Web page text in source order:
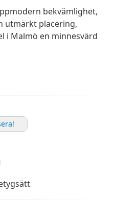
bekvämlighet,
utmärkt placering,
i Malmö en minnesvärd